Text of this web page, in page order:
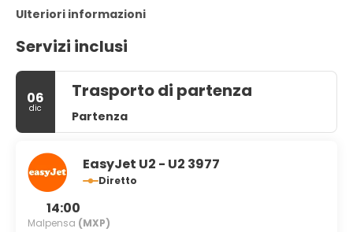
Ulteriori informazioni
Servizi inclusi
06
dic
Trasporto di partenza
Partenza
EasyJet U2 - U2 3977
Diretto
14:00
Malpensa (MXP)